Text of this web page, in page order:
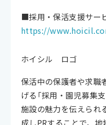
■採用・保活支援サ
https://
ホイシル ロゴ
保活中の保護者や求職
げる「採用・園児募集
施設の魅力を伝えられ
成しPRすることで、